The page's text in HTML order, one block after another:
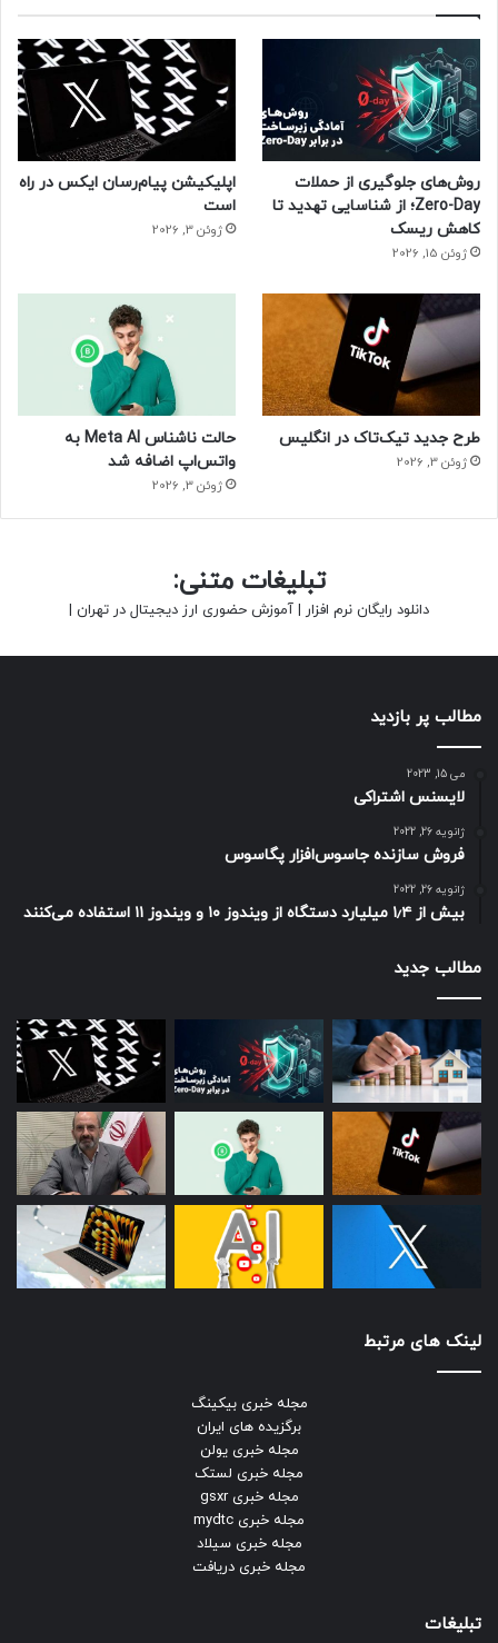
روش‌های جلوگیری از حملات
Zero-Day؛ از شناسایی تهدید تا
کاهش ریسک
ژوئن 15, 2026
اپلیکیشن پیام‌رسان ایکس در راه
است
ژوئن 3, 2026
طرح جدید تیک‌تاک در انگلیس
ژوئن 3, 2026
حالت ناشناس Meta AI به
واتس‌اپ اضافه شد
ژوئن 3, 2026
تبلیغات متنی:
دانلود رایگان نرم افزار | آموزش حضوری ارز دیجیتال در تهران |
مطالب پر بازدید
می 15, 2023
لایسنس اشتراکی
ژانویه 26, 2022
فروش سازنده جاسوس‌افزار پگاسوس
ژانویه 26, 2022
بیش از ۱٫۴ میلیارد دستگاه از ویندوز ۱۰ و ویندوز ۱۱ استفاده می‌کنند
مطالب جدید
لینک های مرتبط
مجله خبری بیکینگ
برگزیده های ایران
مجله خبری یولن
مجله خبری لستک
مجله خبری gsxr
مجله خبری mydtc
مجله خبری سیلاد
مجله خبری دریافت
تبلیغات